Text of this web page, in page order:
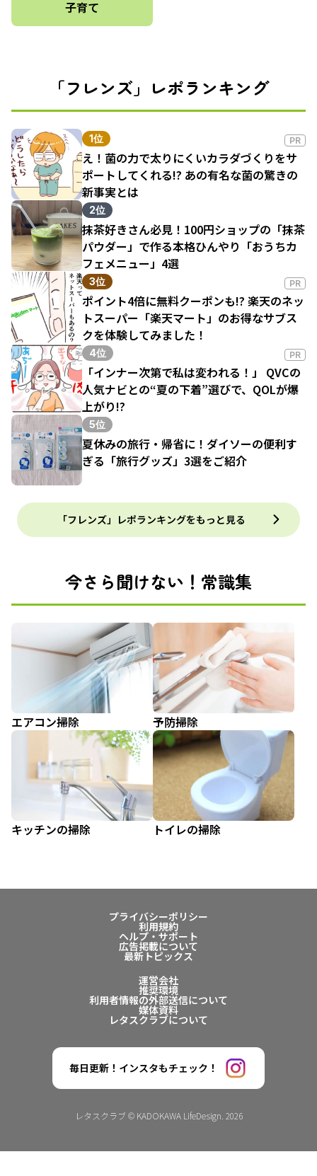
子育て
「フレンズ」レポランキング
1位 PR
え！菌の力で太りにくいカラダづくりをサ
ポートしてくれる!? あの有名な菌の驚きの
新事実とは
2位
抹茶好きさん必見！100円ショップの「抹茶
パウダー」で作る本格ひんやり「おうちカ
フェメニュー」4選
3位 PR
ポイント4倍に無料クーポンも!? 楽天のネッ
トスーパー「楽天マート」のお得なサブス
クを体験してみました！
4位 PR
「インナー次第で私は変われる！」 QVCの
人気ナビとの“夏の下着”選びで、QOLが爆
上がり!?
5位
夏休みの旅行・帰省に！ダイソーの便利す
ぎる「旅行グッズ」3選をご紹介
「フレンズ」レポランキングをもっと見る
今さら聞けない！常識集
エアコン掃除 予防掃除
キッチンの掃除 トイレの掃除
プライバシーポリシー
利用規約
ヘルプ・サポート
広告掲載について
最新トピックス
運営会社
推奨環境
利用者情報の外部送信について
媒体資料
レタスクラブについて
毎日更新！インスタもチェック！
レタスクラブ © KADOKAWA LifeDesign. 2026